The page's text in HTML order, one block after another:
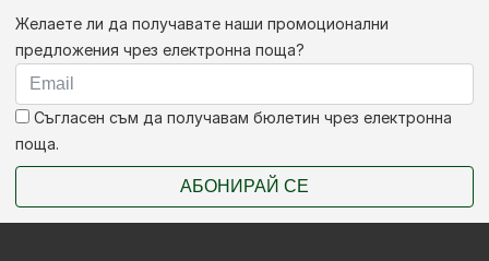
Желаете ли да получавате наши промоционални
предложения чрез електронна поща?
Съгласен съм да получавам бюлетин чрез електронна
поща.
АБОНИРАЙ СЕ